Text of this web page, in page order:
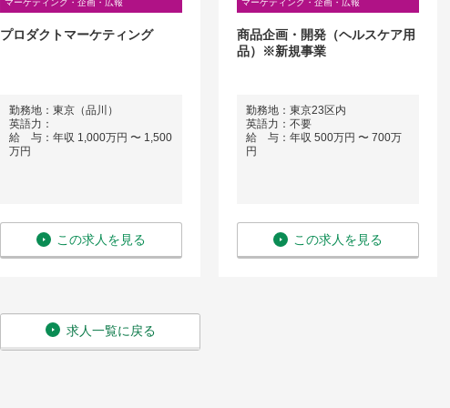
マーケティング・企画・広報
プロダクトマーケティング
勤務地：東京（品川）
英語力：
給 与：年収 1,000万円 〜 1,500
万円
この求人を見る
マーケティング・企画・広報
商品企画・開発（ヘルスケア用
品）※新規事業
勤務地：東京23区内
英語力：不要
給 与：年収 500万円 〜 700万
円
この求人を見る
求人一覧に戻る